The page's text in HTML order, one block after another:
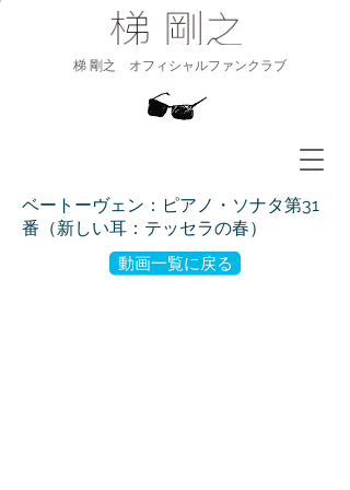
​梯 剛之 オフィシャルファンクラブ
ベートーヴェン：ピアノ・ソナタ第31
番（新しい耳：テッセラの春）
動画一覧に戻る